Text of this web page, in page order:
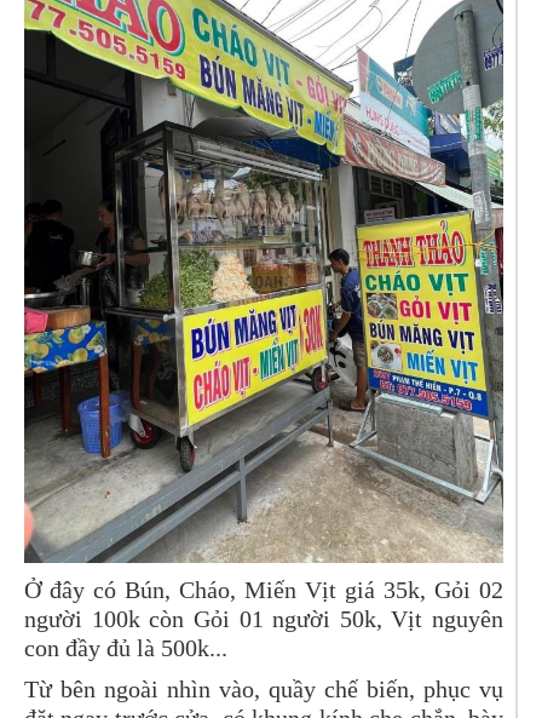
Ở đây có Bún, Cháo, Miến Vịt giá 35k, Gỏi 02
người 100k còn Gỏi 01 người 50k, Vịt nguyên
con đầy đủ là 500k...
Từ bên ngoài nhìn vào, quầy chế biến, phục vụ